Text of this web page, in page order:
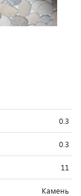
0.3
0.3
11
Камень